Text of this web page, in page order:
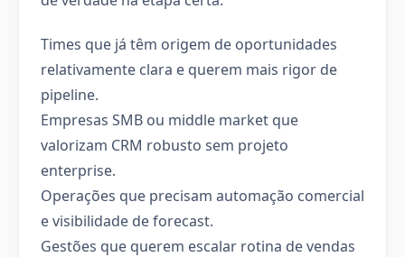
Times que já têm origem de oportunidades
relativamente clara e querem mais rigor de
pipeline.
Empresas SMB ou middle market que
valorizam CRM robusto sem projeto
enterprise.
Operações que precisam automação comercial
e visibilidade de forecast.
Gestões que querem escalar rotina de vendas